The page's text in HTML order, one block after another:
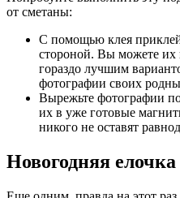
от сметаны:
С помощью клея
стороной. Вы можете их
гораздо лучшим
фотографии своих
Вырежьте фотографии
их в уже готовые
никого не оставят
Новогодняя елочка